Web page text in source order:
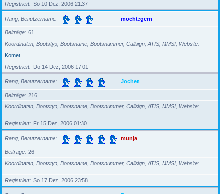
Registriert
So 10 Dez, 2006 21:37
Rang, Benutzername möchtegern
Beiträge
61
Koordinaten, Bootstyp, Bootsname, Bootsnummer, Callsign, ATIS, MMSI, Website
Komet
Registriert
Do 14 Dez, 2006 17:01
Rang, Benutzername Jochen
Beiträge
216
Koordinaten, Bootstyp, Bootsname, Bootsnummer, Callsign, ATIS, MMSI, Website
Registriert Fr 15 Dez, 2006 01:30
Rang, Benutzername munja
Beiträge
26
Koordinaten, Bootstyp, Bootsname, Bootsnummer, Callsign, ATIS, MMSI, Website
Registriert So 17 Dez, 2006 23:58